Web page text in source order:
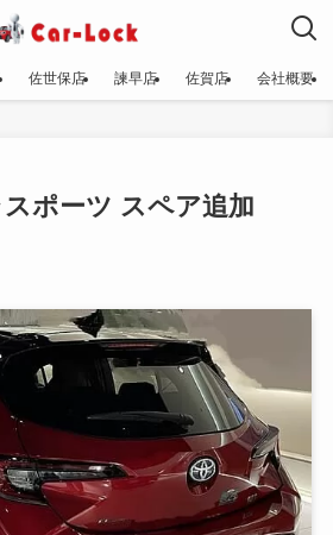
佐世保店 諫早店 佐賀店 会社概要
ポーツ スペア追加